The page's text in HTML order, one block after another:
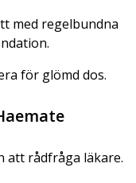
med regelbundna
för glömd dos.
att rådfråga läkare.